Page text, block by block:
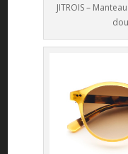
JITROIS –